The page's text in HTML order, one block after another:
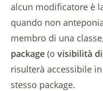
alcun modificatore è
quando non
membro di una
package (ovisibilità
risulterà accessibile
stesso package.